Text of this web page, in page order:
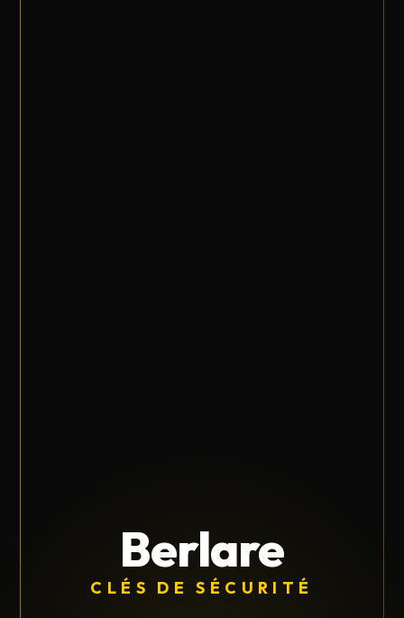
Berlare
CLÉS DE SÉCURITÉ